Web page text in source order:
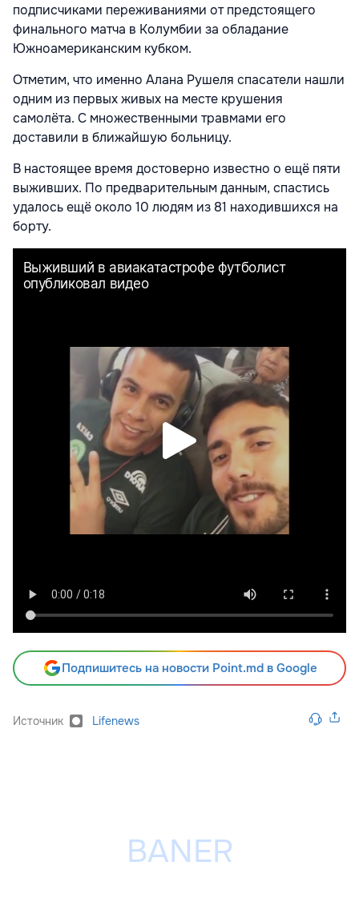
подписчиками переживаниями от предстоящего
финального матча в Колумбии за обладание
Южноамериканским кубком.
Отметим, что именно Алана Рушеля спасатели нашли
одним из первых живых на месте крушения
самолёта. С множественными травмами его
доставили в ближайшую больницу.
В настоящее время достоверно известно о ещё пяти
выживших. По предварительным данным, спастись
удалось ещё около 10 людям из 81 находившихся на
борту.
Подпишитесь на новости Point.md в Google
Источник Lifenews